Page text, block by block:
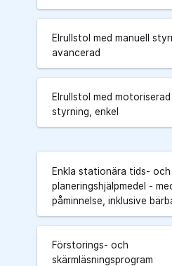
Elrullstol med manuell
avancerad
Elrullstol med motoriserad
styrning, enkel
Enkla stationära tids- och
planeringshjälpmedel -
påminnelse, inklusive
Förstorings- och
skärmläsningsprogram